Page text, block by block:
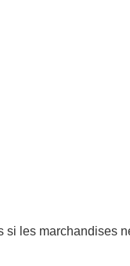
les marchandises